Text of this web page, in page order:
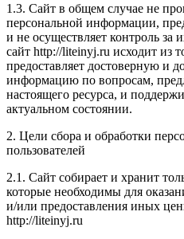
1.3. Сайт в общем случае не
персональной информации,
и не осуществляет контроль за
сайт http://liteinyj.ru исходит из
предоставляет достоверную и
информацию по вопросам,
настоящего ресурса, и
актуальном состоянии.
2. Цели сбора и обработки
пользователей
2.1. Сайт собирает и хранит
которые необходимы для
и/или предоставления иных
http://liteinyj.ru